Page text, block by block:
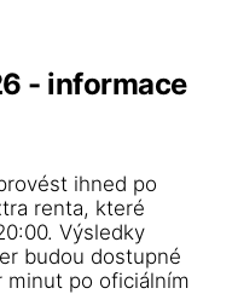
- informace
ihned po
renta, které
Výsledky
budou dostupné
minut po oficiálním